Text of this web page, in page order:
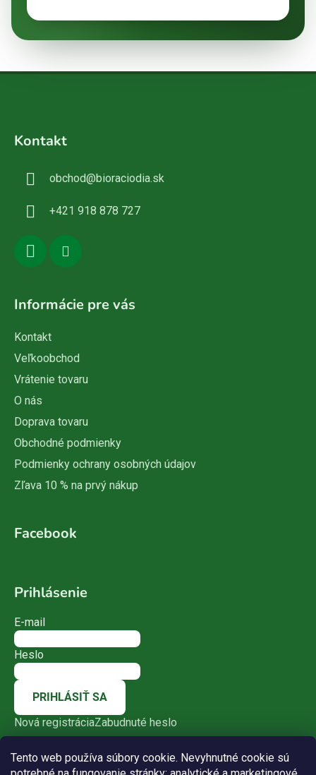
Tento web používa súbory cookie. Nevyhnutné cookie sú
Kontakt
obchod@bioraciodia.sk
+421 918 878 727
Informácie pre vás
Kontakt
Veľkoobchod
Vrátenie tovaru
O nás
Doprava tovaru
Obchodné podmienky
Podmienky ochrany osobných údajov
Zľava 10 % na prvý nákup
Facebook
Prihlásenie
E-mail
Heslo
PRIHLÁSIŤ SA
Nová registráciaZabudnuté heslo